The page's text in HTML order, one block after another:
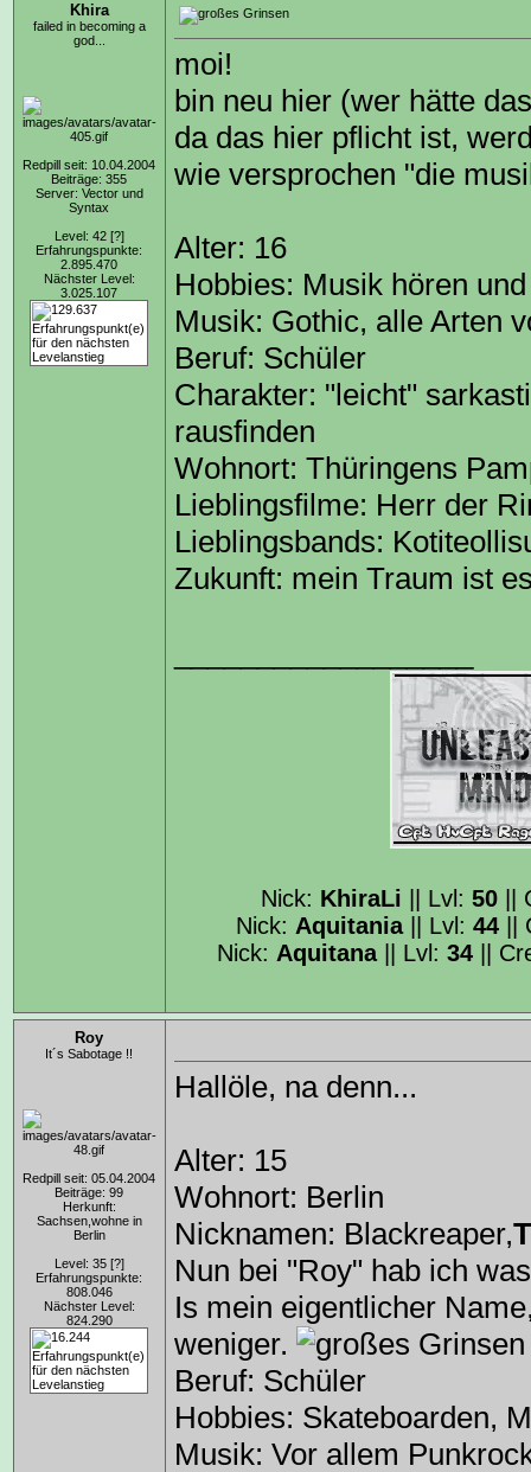
Khira
failed in becoming a
god...
Redpill seit: 10.04.2004
Beiträge: 355
Server: Vector und
Syntax
Level: 42 [?]
Erfahrungspunkte:
2.895.470
Nächster Level:
3.025.107
moi!
bin neu hier (wer hätte
da das hier pflicht ist,
wie versprochen "die
Alter: 16
Hobbies: Musik hören
Musik: Gothic, alle Arten
Beruf: Schüler
Charakter: "leicht"
rausfinden
Wohnort: Thüringens
Lieblingsfilme: Herr der
Lieblingsbands:
Zukunft: mein Traum ist
Nick: KhiraLi || Lvl:50 ||
Nick: Aquitania|| Lvl:44 ||
Nick: Aquitana|| Lvl: 34||
Roy
It´s Sabotage !!
Redpill seit: 05.04.2004
Beiträge: 99
Herkunft:
Sachsen,wohne in
Berlin
Level: 35 [?]
Erfahrungspunkte:
808.046
Nächster Level:
824.290
Hallöle, na denn...
Alter: 15
Wohnort: Berlin
Nicknamen: Blackreaper,
Nun bei "Roy" hab ich
Is mein eigentlicher
weniger.
Beruf: Schüler
Hobbies: Skateboarden,
Musik: Vor allem